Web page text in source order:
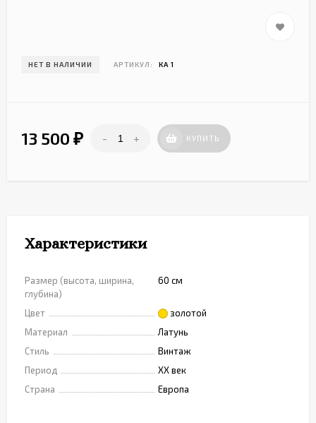
НЕТ В НАЛИЧИИ АРТИКУЛ: КА 1
13 500 ₽ - + КУПИТЬ
Характеристики
Размер (высота, ширина,
глубина)
60 см
Цвет
золотой
Материал
Латунь
Стиль
Винтаж
Период
XX век
Страна
Европа